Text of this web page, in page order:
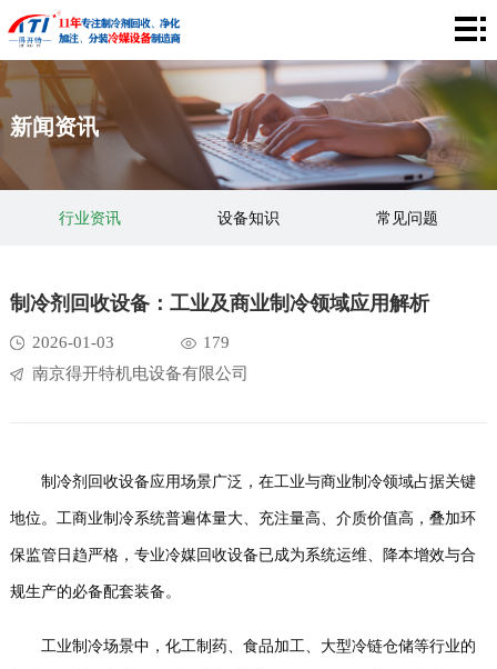
网
站
首
页
关
于
我
产
品
工
域
风
视
频
新
们
新闻资讯
行业资讯 设备知识 常见问题
制冷剂回收设备：工业及商业制冷领域应用解析
2026-01-03
179
南京得开特机电设备有限公司
制冷剂回收设备应用场景广泛，在工业与商业制冷领域占据关键
地位。工商业制冷系统普遍体量大、充注量高、介质价值高，叠加环
保监管日趋严格，专业冷媒回收设备已成为系统运维、降本增效与合
规生产的必备配套装备。
工业制冷场景中，化工制药、食品加工、大型冷链仓储等行业的